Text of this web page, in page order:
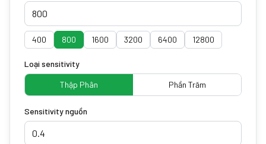
400 800 1600 3200 6400 12800
Loại sensitivity
Thập Phân Phần Trăm
Sensitivity nguồn